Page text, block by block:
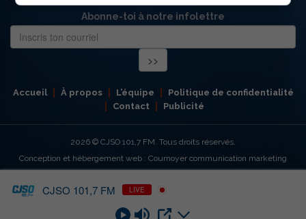
Abonne-toi à notre infolettre
Accueil À propos L’équipe
Politique de confidentialité
Contact
Publicité
2026 © CJSO 101,7 FM. Tous droits réservés.
Conception et hébergement web : Cournoyer communication marketing
CJSO 101,7 FM LIVE